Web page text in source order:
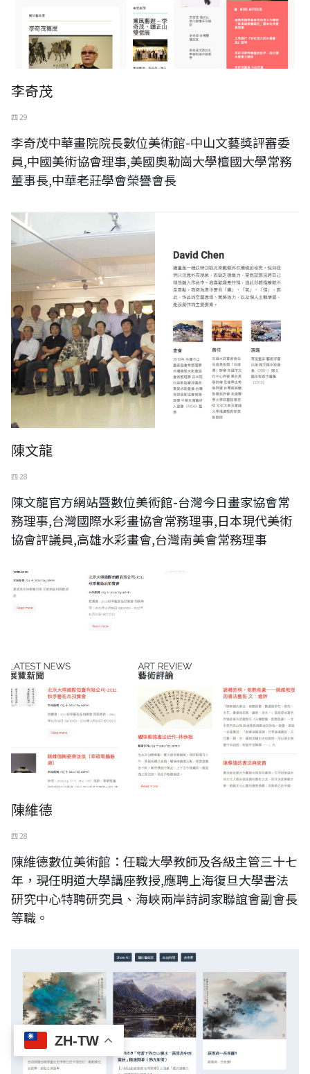
ZH-TW
李奇茂
四 29
李奇茂中華畫院院長數位美術館-中山文藝獎評審委
員,中國美術協會理事,美國奧勒崗大學檀國大學常務
董事長,中華老莊學會榮譽會長
陳文龍
四 28
陳文龍官方網站暨數位美術館-台灣今日畫家協會常
務理事,台灣國際水彩畫協會常務理事,日本現代美術
協會評議員,高雄水彩畫會,台灣南美會常務理事
陳維德
四 28
陳維德數位美術館：任職大學教師及各級主管三十七
年，現任明道大學講座教授,應聘上海復旦大學書法
研究中心特聘研究員、海峽兩岸詩詞家聯誼會副會長
等職。